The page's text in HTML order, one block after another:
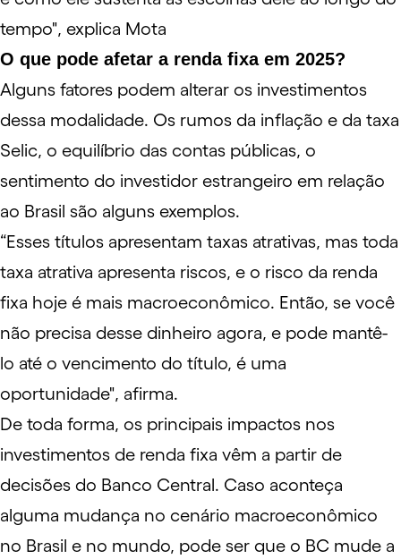
tempo", explica Mota
O que pode afetar a renda fixa em 2025?
Alguns fatores podem alterar os investimentos
dessa modalidade. Os rumos da inflação e da taxa
Selic, o equilíbrio das contas públicas, o
sentimento do investidor estrangeiro em relação
ao Brasil são alguns exemplos.
“Esses títulos apresentam taxas atrativas, mas toda
taxa atrativa apresenta riscos, e o risco da renda
fixa hoje é mais macroeconômico. Então, se você
não precisa desse dinheiro agora, e pode mantê-
lo até o vencimento do título, é uma
oportunidade", afirma.
De toda forma, os principais impactos nos
investimentos de renda fixa vêm a partir de
decisões do Banco Central. Caso aconteça
alguma mudança no cenário macroeconômico
no Brasil e no mundo, pode ser que o BC mude a